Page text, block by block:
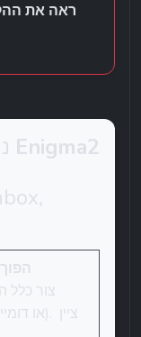
ראה את
צור כלל